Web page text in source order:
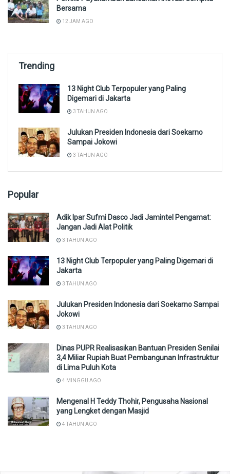
Bersama
12 JAM AGO
Trending
13 Night Club Terpopuler yang Paling
Digemari di Jakarta
3 TAHUN AGO
Julukan Presiden Indonesia dari Soekarno
Sampai Jokowi
3 TAHUN AGO
Popular
Adik Ipar Sufmi Dasco Jadi Jamintel Pengamat:
Jangan Jadi Alat Politik
3 TAHUN AGO
13 Night Club Terpopuler yang Paling Digemari di
Jakarta
3 TAHUN AGO
Julukan Presiden Indonesia dari Soekarno Sampai
Jokowi
3 TAHUN AGO
Dinas PUPR Realisasikan Bantuan Presiden Senilai
3,4 Miliar Rupiah Buat Pembangunan Infrastruktur
di Lima Puluh Kota
4 MINGGU AGO
Mengenal H Teddy Thohir, Pengusaha Nasional
yang Lengket dengan Masjid
4 TAHUN AGO